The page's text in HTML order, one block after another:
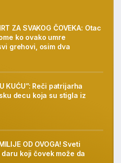
ZA SVAKOG ČOVEKA: Otac
ko ovako umre
grehovi, osim dva
KUĆU”: Reči patrijarha
decu koja su stigla iz
OD OVOGA! Sveti
koji čovek može da